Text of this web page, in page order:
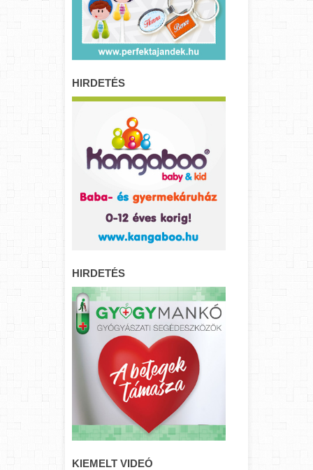
HIRDETÉS
HIRDETÉS
KIEMELT VIDEÓ